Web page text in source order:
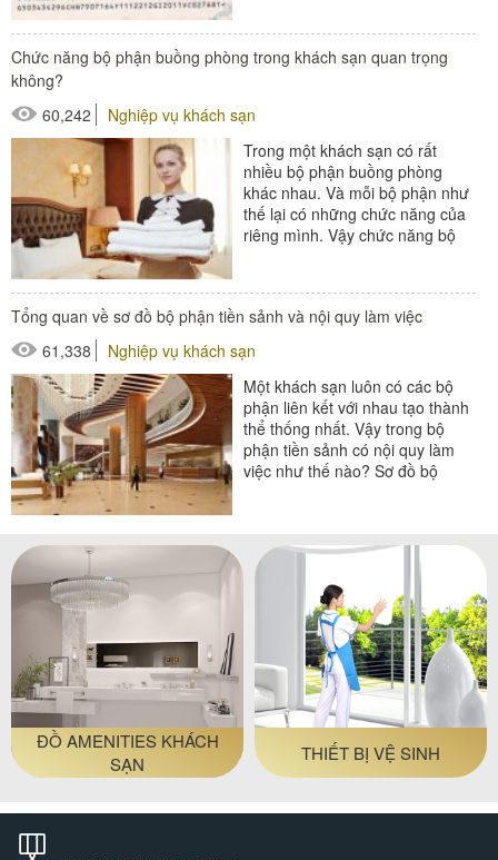
#thiết bị nhà hàng - bếp
Chức năng bộ phận buồng phòng trong khách sạn quan trọng
không?
60,242
Nghiệp vụ khách sạn
Trong một khách sạn có rất
nhiều bộ phận buồng phòng
khác nhau. Và mỗi bộ phận như
thế lại có những chức năng của
riêng mình. Vậy chức năng bộ
#xe giặt là
Tổng quan về sơ đồ bộ phận tiền sảnh và nội quy làm việc
61,338
Nghiệp vụ khách sạn
Một khách sạn luôn có các bộ
phận liên kết với nhau tạo thành
thể thống nhất. Vậy trong bộ
phận tiền sảnh có nội quy làm
việc như thế nào? Sơ đồ bộ
#tiền sảnh khách sạn
ĐỒ AMENITIES KHÁCH
SẠN
THIẾT BỊ VỆ SINH